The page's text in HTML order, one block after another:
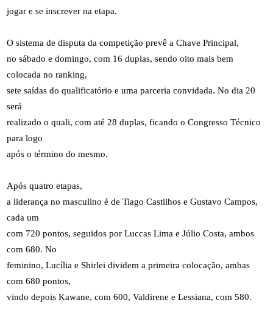
jogar e se inscrever na etapa.
O sistema de disputa da competição prevê a Chave Principal,
no sábado e domingo, com 16 duplas, sendo oito mais bem
colocada no ranking,
sete saídas do qualificatório e uma parceria convidada. No dia 20
será
realizado o quali, com até 28 duplas, ficando o Congresso Técnico
para logo
após o término do mesmo.
Após quatro etapas,
a liderança no masculino é de Tiago Castilhos e Gustavo Campos,
cada um
com 720 pontos, seguidos por Luccas Lima e Júlio Costa, ambos
com 680. No
feminino, Lucília e Shirlei dividem a primeira colocação, ambas
com 680 pontos,
vindo depois Kawane, com 600, Valdirene e Lessiana, com 580.